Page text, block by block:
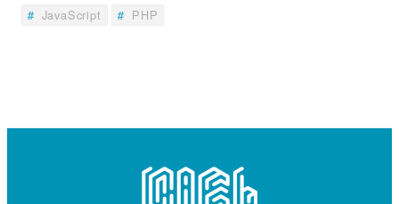
JavaScript PHP